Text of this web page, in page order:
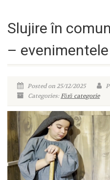
Slujire în
–
Posted on 25/12/2025
Categories:Fără categorie